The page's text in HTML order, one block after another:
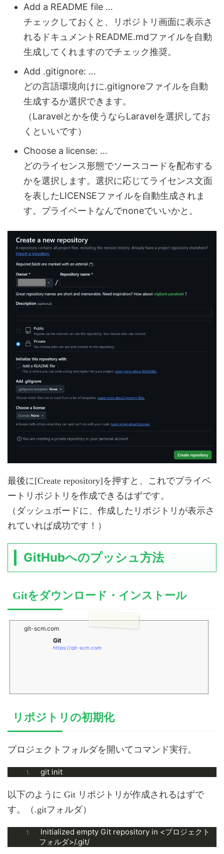
Add a README file …
チェックしておくと、リポジトリ画面に表示さ
れるドキュメントREADME.mdファイルを自動
生成してくれますのでチェック推奨。
Add .gitignore: …
どの言語環境向けに.gitignoreファイルを自動
生成するか選択できます。
（Laravelとかを使うならLaravelを選択してお
くといいです）
Choose a license: …
どのライセンス形態でソースコードを配布する
かを選択します。選択に応じてライセンス文面
を表したLICENSEファイルを自動生成されま
す。プライベートなんでnoneでいいかと。
最後に[Create repository]を押すと、これでプライベ
ートリポジトリを作成できるはずです。
（ダッシュボードに、作成したリポジトリが表示さ
れていれば成功です！）
GitHubへのプッシュ方法
Gitをダウンロード・インストール
git-scm.com
Git
https://git-scm.com
リポジトリの初期化
プロジェクトフォルダを開いてコマンド実行。
git init
以下のように Git リポジトリが作成されるはずで
す。（.gitフォルダ）
Initialized empty Git repository in <プロジェクト
フォルダ>/.git/